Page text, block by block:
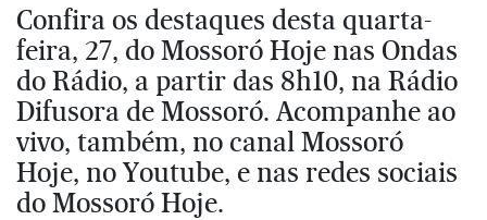
Confira os destaques desta quarta-
feira, 27, do Mossoró Hoje nas Ondas
do Rádio, a partir das 8h10, na Rádio
Difusora de Mossoró. Acompanhe ao
vivo, também, no canal Mossoró
Hoje, no Youtube, e nas redes sociais
do Mossoró Hoje.